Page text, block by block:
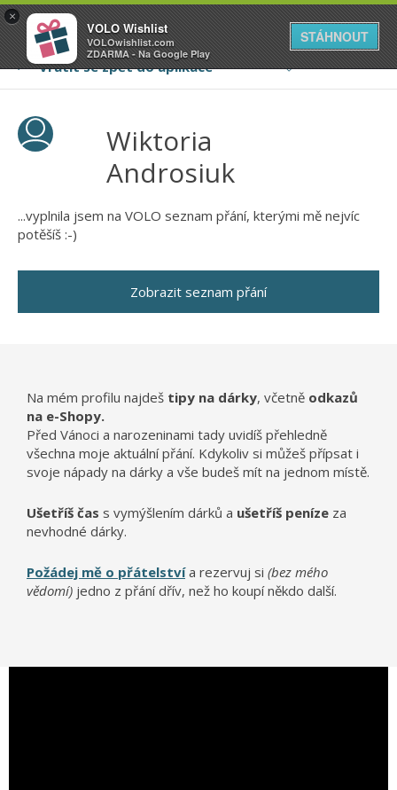
VOLO
Váš online wishlist
×
VOLO Wishlist
VOLOwishlist.com
ZDARMA - Na Google Play
STÁHNOUT
Wiktoria
Androsiuk
...vyplnila jsem na VOLO seznam přání, kterými mě nejvíc
potěšíš :-)
Zobrazit seznam přání
Na mém profilu najdeš tipy na dárky, včetně odkazů
na e-Shopy.
Před Vánoci a narozeninami tady uvidíš přehledně
všechna moje aktuální přání. Kdykoliv si můžeš přípsat i
svoje nápady na dárky a vše budeš mít na jednom místě.
Ušetříš čas s vymýšlením dárků a ušetříš peníze za
nevhodné dárky.
Požádej mě o přátelstvía rezervuj si (bez mého
vědomí) jedno z přání dřív, než ho koupí někdo další.